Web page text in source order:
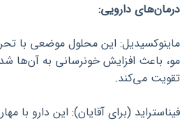
درمان‌های دارویی:
ماینوکسیدیل: این محلول موضعی با
مو، باعث افزایش خونرسانی به آن‌ها
تقویت می‌کند.